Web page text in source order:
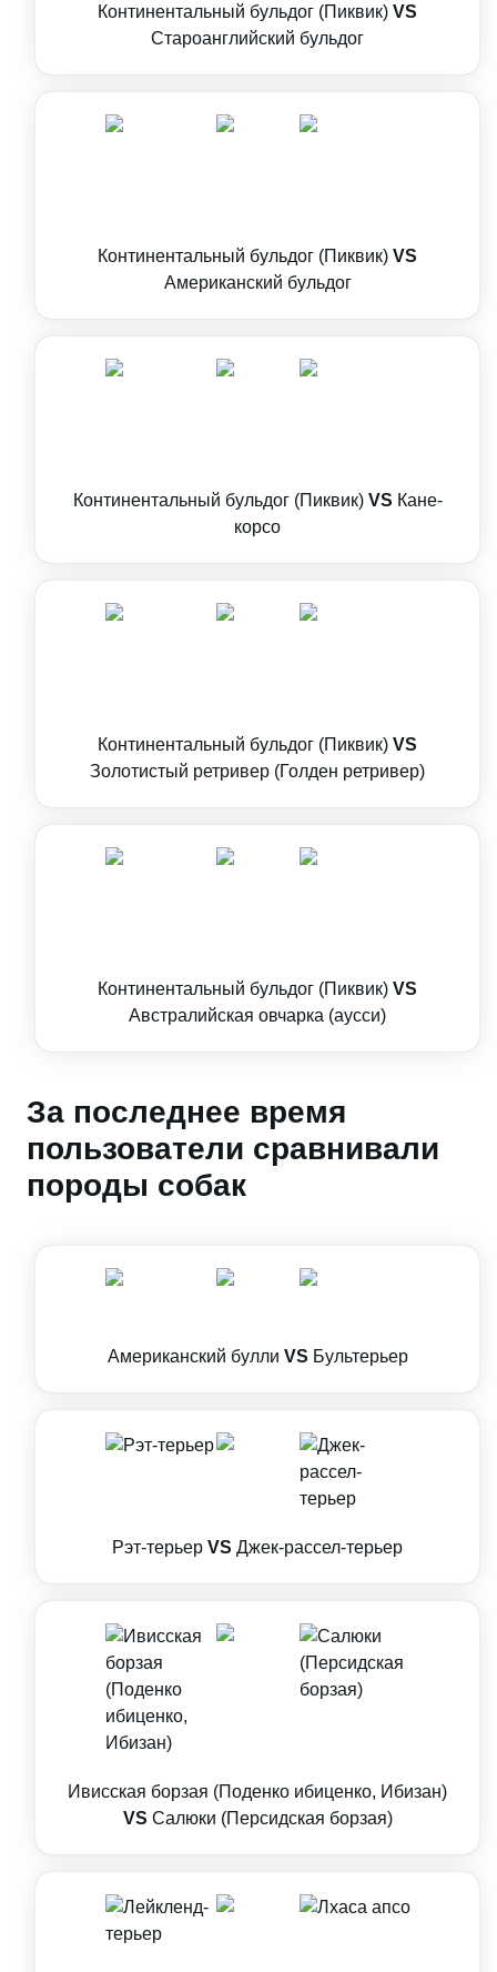
Континентальный бульдог (Пиквик) VS
Староанглийский бульдог
Континентальный бульдог (Пиквик) VS
Американский бульдог
Континентальный бульдог (Пиквик) VS Кане-
корсо
Континентальный бульдог (Пиквик) VS
Золотистый ретривер (Голден ретривер)
Континентальный бульдог (Пиквик) VS
Австралийская овчарка (аусси)
За последнее время
пользователи сравнивали
породы собак
Американский булли VS Бультерьер
Рэт-терьер VS Джек-рассел-терьер
Ивисская борзая (Поденко ибиценко, Ибизан)
VS Салюки (Персидская борзая)